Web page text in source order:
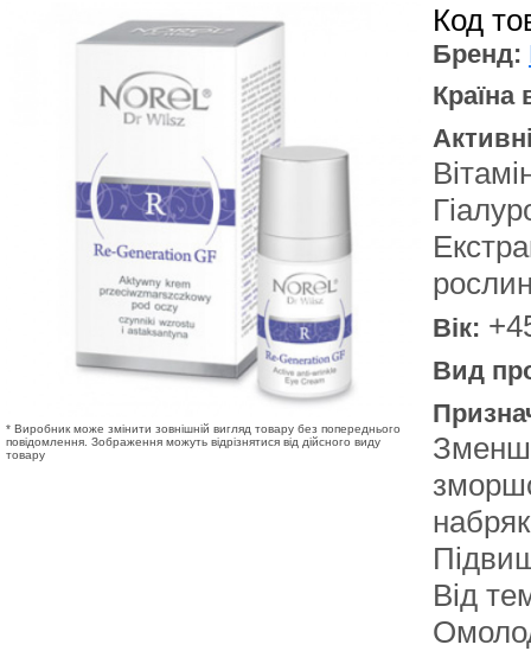
* Виробник може змінити зовнішній вигляд товару без попереднього
повідомлення. Зображення можуть відрізнятися від дійсного виду
товару
Код
Бренд:
Вік:
Вид
Від